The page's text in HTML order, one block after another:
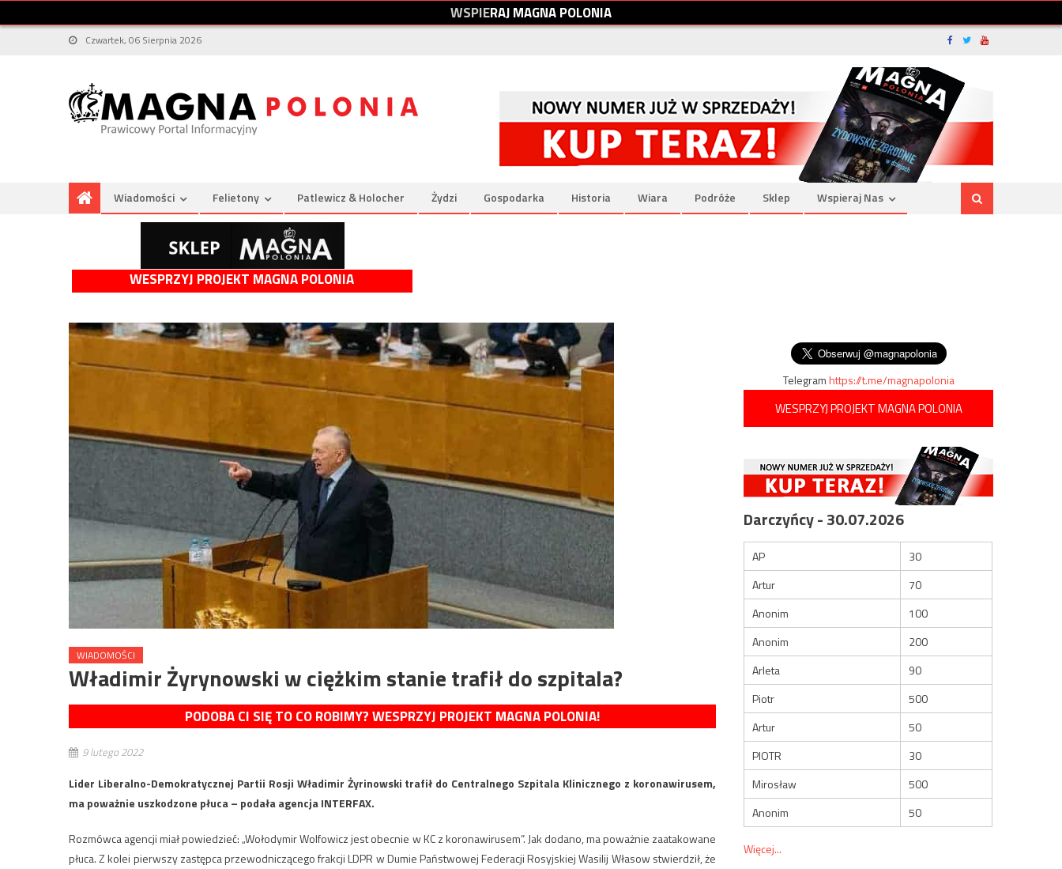
WSPIERAJMAGNAPOLONIA
Czwartek, 06 Sierpnia 2026
Wiadomości Felietony Patlewicz & Holocher Żydzi Gospodarka Historia Wiara Podróże Sklep Wspieraj Nas
WESPRZYJ PROJEKT MAGNA POLONIA
WIADOMOŚCI
Władimir Żyrynowski w ciężkim stanie trafił do szpitala?
PODOBA CI SIĘ TO CO ROBIMY? WESPRZYJ PROJEKT MAGNA POLONIA!
9 lutego 2022
Lider Liberalno-Demokratycznej Partii Rosji Władimir Żyrinowski trafił do Centralnego Szpitala Klinicznego z koronawirusem,
ma poważnie uszkodzone płuca – podała agencja INTERFAX.
Rozmówca agencji miał powiedzieć: „Wołodymir Wolfowicz jest obecnie w KC z koronawirusem”. Jak dodano, ma poważnie zaatakowane
płuca. Z kolei pierwszy zastępca przewodniczącego frakcji LDPR w Dumie Państwowej Federacji Rosyjskiej Wasilij Własow stwierdził, że
Telegramhttps://t.me/magnapolonia
WESPRZYJ PROJEKT MAGNA POLONIA
Darczyńcy - 30.07.2026
AP
30
Artur
70
Anonim
100
Anonim
200
Arleta
90
Piotr
500
Artur
50
PIOTR
30
Mirosław
500
Anonim
50
Więcej...